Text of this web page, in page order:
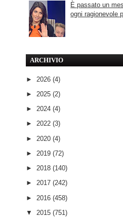
È passato un
ogni ragionevole
ARCHIVIO
► 2026 (4)
► 2025 (2)
► 2024 (4)
► 2022 (3)
► 2020 (4)
► 2019 (72)
► 2018 (140)
► 2017 (242)
► 2016 (458)
▼ 2015 (751)